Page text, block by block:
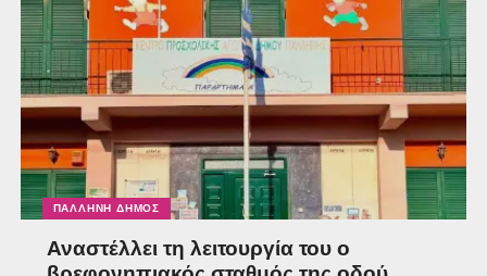
ΠΑΛΛΉΝΗ ΔΉΜΟΣ
Αναστέλλει τη λειτουργία του ο